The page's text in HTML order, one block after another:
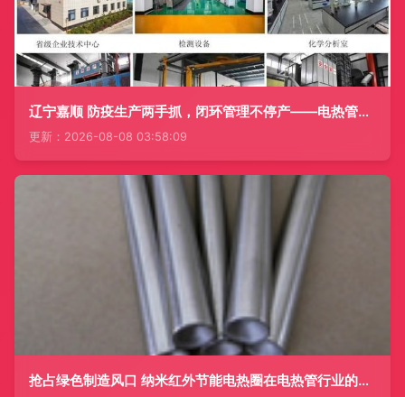
辽宁嘉顺 防疫生产两手抓，闭环管理不停产——电热管企业抗疫稳产的生动实践
更新：2026-08-08 03:58:09
抢占绿色制造风口 纳米红外节能电热圈在电热管行业的商业机遇剖析